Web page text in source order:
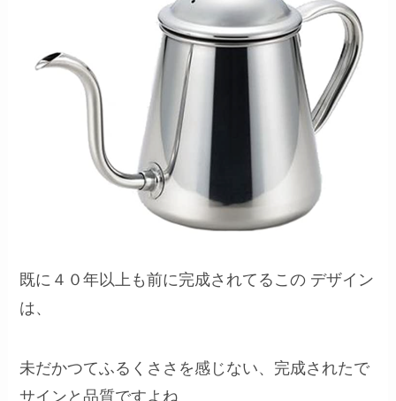
既に４０年以上も前に完成されてるこの デザイン
は、
未だかつてふるくささを感じない、完成されたで
サインと品質ですよね